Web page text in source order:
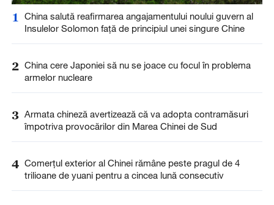
1
China salută reafirmarea angajamentului noului guvern al
Insulelor Solomon față de principiul unei singure Chine
2 China cere Japoniei să nu se joace cu focul în problema
armelor nucleare
3 Armata chineză avertizează că va adopta contramăsuri
împotriva provocărilor din Marea Chinei de Sud
4 Comerțul exterior al Chinei rămâne peste pragul de 4
trilioane de yuani pentru a cincea lună consecutiv